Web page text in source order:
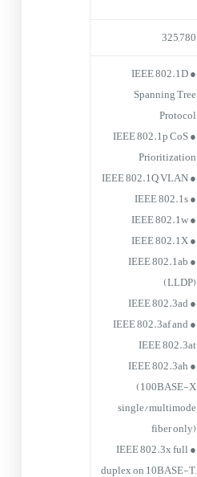
325,780
● IEEE 802.1D
Spanning Tree
Protocol
● IEEE 802.1p CoS
Prioritization
● IEEE 802.1Q VLAN
● IEEE 802.1s
● IEEE 802.1w
● IEEE 802.1X
● IEEE 802.1ab
(LLDP)
● IEEE 802.3ad
● IEEE 802.3af and
IEEE 802.3at
● IEEE 802.3ah
(100BASE-X
single/multimode
fiber only)
● IEEE 802.3x full
duplex on 10BASE-T,